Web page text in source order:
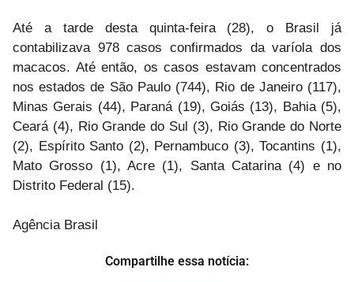
Até a tarde desta quinta-feira (28), o Brasil já
contabilizava 978 casos confirmados da varíola dos
macacos. Até então, os casos estavam concentrados
nos estados de São Paulo (744), Rio de Janeiro (117),
Minas Gerais (44), Paraná (19), Goiás (13), Bahia (5),
Ceará (4), Rio Grande do Sul (3), Rio Grande do Norte
(2), Espírito Santo (2), Pernambuco (3), Tocantins (1),
Mato Grosso (1), Acre (1), Santa Catarina (4) e no
Distrito Federal (15).
Agência Brasil
Compartilhe essa notícia: